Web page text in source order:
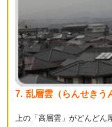
7. 乱層雲（らんせきう
上の「高層雲」がどんどん